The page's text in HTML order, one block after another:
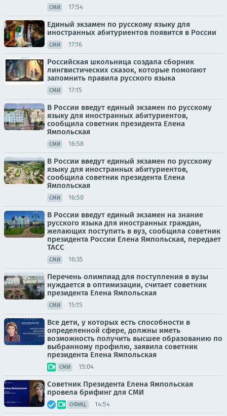
СМИ 17:54
Единый экзамен по русскому языку для
иностранных абитуриентов появится в России
СМИ 17:16
Российская школьница создала сборник
лингвистических сказок, которые помогают
запомнить правила русского языка
СМИ 17:15
В России введут единый экзамен по русскому
языку для иностранных абитуриентов,
сообщила советник президента Елена
Ямпольская
СМИ 16:58
В России введут единый экзамен по русскому
языку для иностранных абитуриентов,
сообщила советник президента Елена
Ямпольская
СМИ 16:50
В России введут единый экзамен на знание
русского языка для иностранных граждан,
желающих поступить в вуз, сообщила советник
президента России Елена Ямпольская, передает
ТАСС
СМИ 16:35
Перечень олимпиад для поступления в вузы
нуждается в оптимизации, считает советник
президента Елена Ямпольская
СМИ 15:15
Все дети, у которых есть способности в
определенной сфере, должны иметь
возможность получить высшее образованию по
выбранному профилю, заявила советник
президента Елена Ямпольская
СМИ 15:04
Советник Президента Елена Ямпольская
провела брифинг для СМИ
ОФИЦ. 14:54